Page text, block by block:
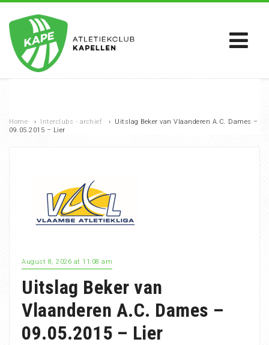
Home › Interclubs - archief › Uitslag Beker van Vlaanderen A.C. Dames –
09.05.2015 – Lier
August 8, 2026 at 11:08 am
Uitslag Beker van
Vlaanderen A.C. Dames –
09.05.2015 – Lier